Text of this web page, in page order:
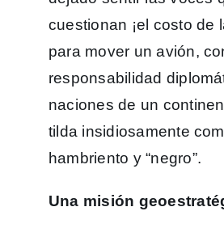
cuestionan ¡el costo de
para mover un avión,
responsabilidad
naciones de un
tilda insidiosamente
hambriento y “negro”.
Una misión